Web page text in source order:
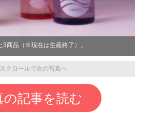
3商品（※現在は生産終了）。
クロールで次の写真へ
の記事を読む